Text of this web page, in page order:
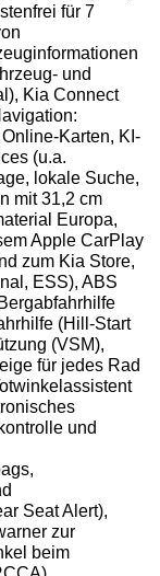
für 7
und
Kia Connect
Karten, KI-
(u.a.
lokale Suche,
mit 31,2 cm
Europa,
Apple CarPlay
zum Kia Store,
ESS), ABS
(Hill-Start
(VSM),
für jedes Rad
und
Seat Alert),
zur
beim